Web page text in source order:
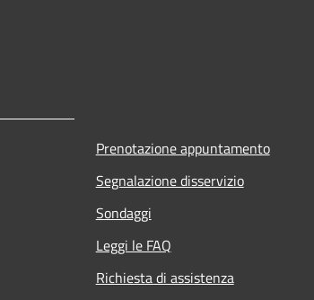
Prenotazione appuntamento
Segnalazione disservizio
Sondaggi
Leggi le FAQ
Richiesta di assistenza